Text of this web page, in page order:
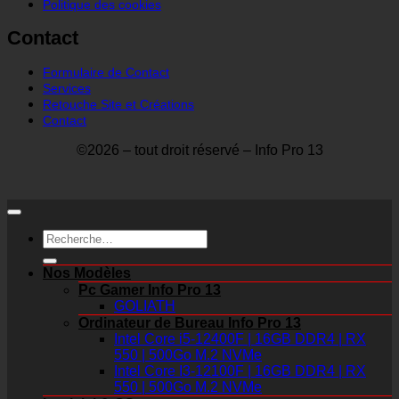
Politique des cookies
Contact
Formulaire de Contact
Services
Retouche Site et Créations
Contact
©2026 – tout droit réservé – Info Pro 13
Recherche
pour :
Nos Modèles
Pc Gamer Info Pro 13
GOLIATH
Ordinateur de Bureau Info Pro 13
Intel Core i5-12400F | 16GB DDR4 | RX
550 | 500Go M.2 NVMe
Intel Core I3-12100F | 16GB DDR4 | RX
550 | 500Go M.2 NVMe